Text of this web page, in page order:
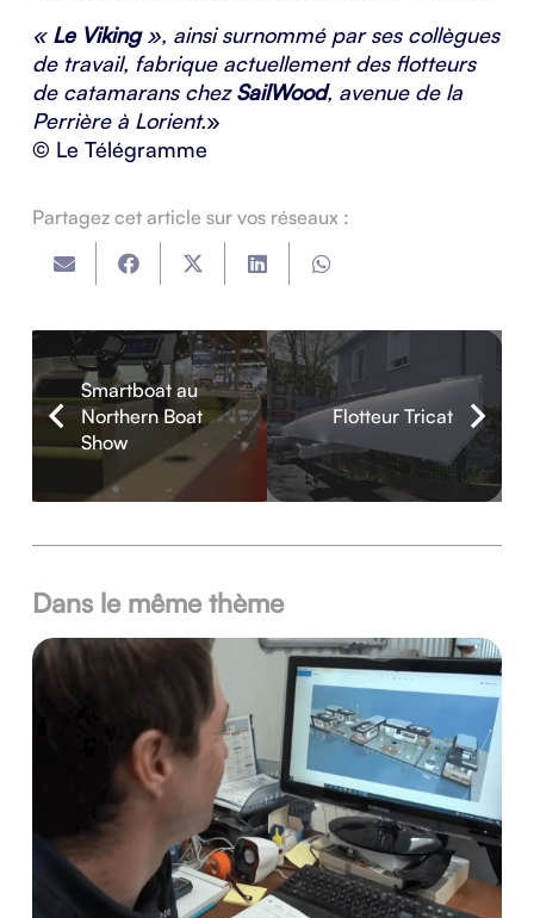
« Le Viking», ainsi surnommé par ses collègues
de travail, fabrique actuellement des flotteurs
de catamarans chezSailWood, avenue de la
Perrière à Lorient.»
© Le Télégramme
Partagez cet article sur vos réseaux :
Smartboat au
Northern Boat
Show
Flotteur Tricat
Dans le même thème